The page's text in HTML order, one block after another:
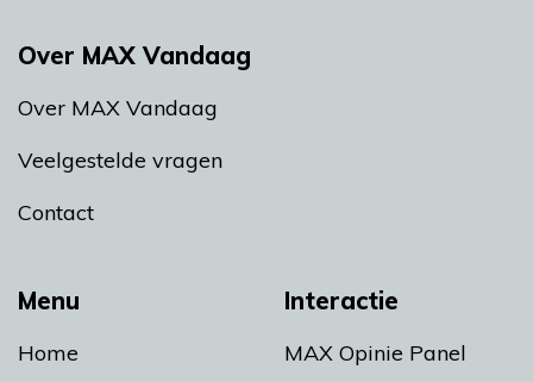
Menu
Home
Interactie
MAX Opinie Panel
Over MAX Vandaag
Over MAX Vandaag
Veelgestelde vragen
Contact